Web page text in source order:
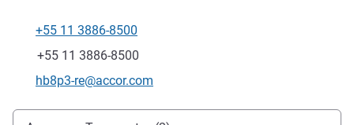
Telefone
+55 11 3886-8500
Fax
+55 11 3886-8500
E-mail de contacto
hb8p3-re@accor.com
Acesso e transporte